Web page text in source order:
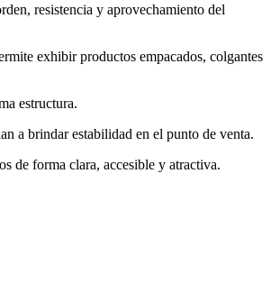
resistencia y aprovechamiento del
exhibir productos empacados, colgantes
estructura.
a brindar estabilidad en el punto de venta.
de forma clara, accesible y atractiva.